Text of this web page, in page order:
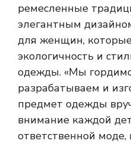
ремесленные
элегантным
для женщин,
экологичность и
одежды. «Мы
разрабатываем и
предмет одежды
внимание каждой
ответственной моде,